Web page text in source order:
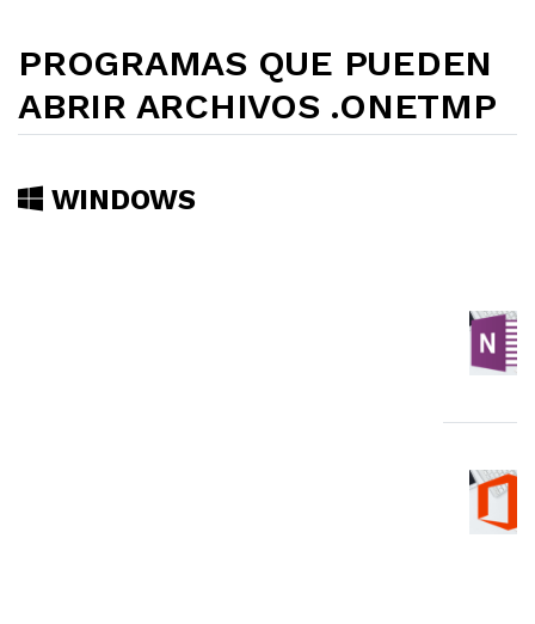
PROGRAMAS QUE PUEDEN
ABRIR ARCHIVOS .ONETMP
WINDOWS